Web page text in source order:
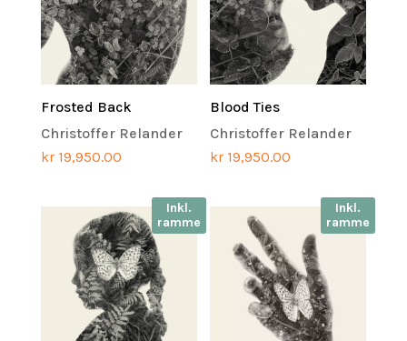
Frosted Back
Christoffer Relander
kr19,950.00
Blood Ties
Christoffer Relander
kr 19,950.00
Inkl.
ramme
Inkl.
ramme